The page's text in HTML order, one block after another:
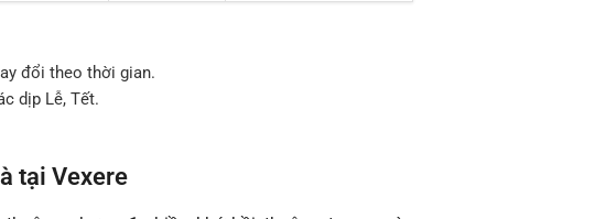
đổi theo thời gian.
dịp Lễ, Tết.
tại Vexere